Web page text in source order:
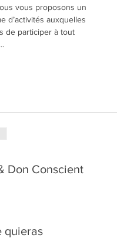
vous proposons un
d’activités auxquelles
de participer à tout
Don Conscient
quieras